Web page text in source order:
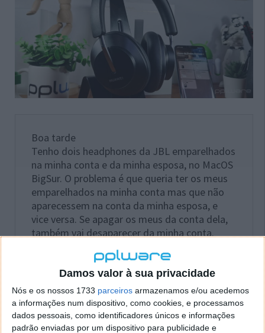
Damos valor à sua privacidade
Nós e os nossos 1733 parceiros armazenamos e/ou acedemos
a informações num dispositivo, como cookies, e processamos
dados pessoais, como identificadores únicos e informações
padrão enviadas por um dispositivo para publicidade e
Boa tarde
Tenho dois headphones da JBL emparelhados
na minha conta e da minha esposa, no MacOS
BigSur. O problema é que queria ter os meus
emparelhados na minha conta mas que não
aparecessem na conta da minha esposa, e
vice versa. Se apagar os meus da conta dela,
também vai desaparecer da minha conta.
Como é que faço para que cada um
emparelhe com a respetiva conta/utilizador?
Obrigado
Com os melhores cumprimentos